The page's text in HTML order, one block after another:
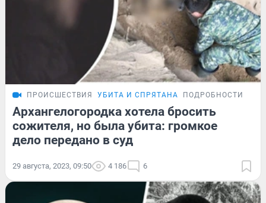
ПРОИСШЕСТВИЯ УБИТА И СПРЯТАНА ПОДРОБНОСТИ
Архангелогородка хотела бросить
сожителя, но была убита: громкое
дело передано в суд
29 августа, 2023, 09:50 4 186 6